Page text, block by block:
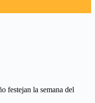
festejan la semana del